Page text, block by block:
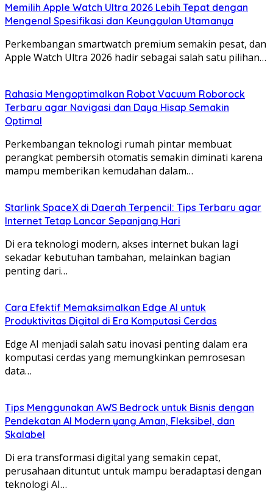
Memilih Apple Watch Ultra 2026 Lebih Tepat dengan
Mengenal Spesifikasi dan Keunggulan Utamanya
Perkembangan smartwatch premium semakin pesat, dan
Apple Watch Ultra 2026 hadir sebagai salah satu pilihan…
Rahasia Mengoptimalkan Robot Vacuum Roborock
Terbaru agar Navigasi dan Daya Hisap Semakin
Optimal
Perkembangan teknologi rumah pintar membuat
perangkat pembersih otomatis semakin diminati karena
mampu memberikan kemudahan dalam…
Starlink SpaceX di Daerah Terpencil: Tips Terbaru agar
Internet Tetap Lancar Sepanjang Hari
Di era teknologi modern, akses internet bukan lagi
sekadar kebutuhan tambahan, melainkan bagian
penting dari…
Cara Efektif Memaksimalkan Edge AI untuk
Produktivitas Digital di Era Komputasi Cerdas
Edge AI menjadi salah satu inovasi penting dalam era
komputasi cerdas yang memungkinkan pemrosesan
data…
Tips Menggunakan AWS Bedrock untuk Bisnis dengan
Pendekatan AI Modern yang Aman, Fleksibel, dan
Skalabel
Di era transformasi digital yang semakin cepat,
perusahaan dituntut untuk mampu beradaptasi dengan
teknologi AI…